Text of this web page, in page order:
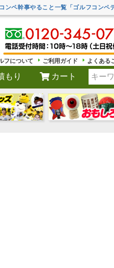
コンペ幹事やること一覧「ゴルフコンペ
フについて ご利用ガイド よくある
もり カート